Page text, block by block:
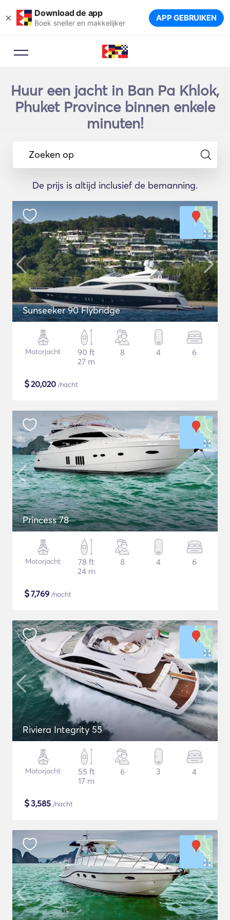
× Download de app
Boek sneller en makkelijker APP GEBRUIKEN
Huur een jacht in Ban Pa Khlok,
Phuket Province binnen enkele
minuten!
Zoeken op
De prijs is altijd inclusief de bemanning.
Sunseeker 90 Flybridge
Motorjacht
90 ft
27 m
8 4 6
$20,020 /nacht
Princess 78
Motorjacht
78 ft
24 m
8 4 6
$7,769 /nacht
Riviera Integrity 55
Motorjacht
55 ft
17 m
6 3 4
$3,585 /nacht